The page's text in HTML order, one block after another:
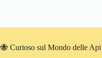
🐝 Curioso sul Mondo delle